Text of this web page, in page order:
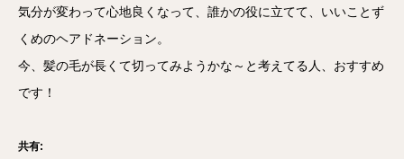
気分が変わって心地良くなって、誰かの役に立てて、いいことず
くめのヘアドネーション。
今、髪の毛が長くて切ってみようかな～と考えてる人、おすすめ
です！
共有: